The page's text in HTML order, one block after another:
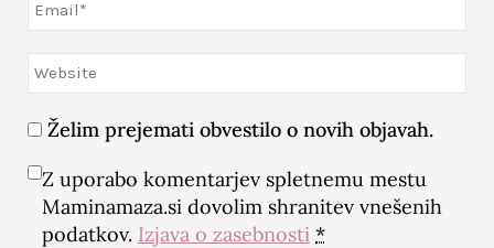
Želim prejemati obvestilo o novih objavah.
Z uporabo komentarjev spletnemu mestu
Maminamaza.si dovolim shranitev vnešenih
podatkov. Izjava o zasebnosti *